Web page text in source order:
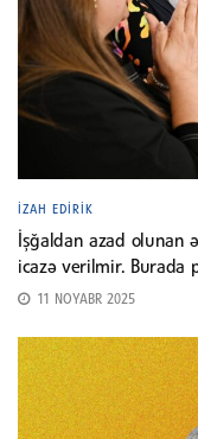
İZAH EDIRIK
İşğaldan azad olunan
icazə verilmir. Burada
11 NOYABR 2025